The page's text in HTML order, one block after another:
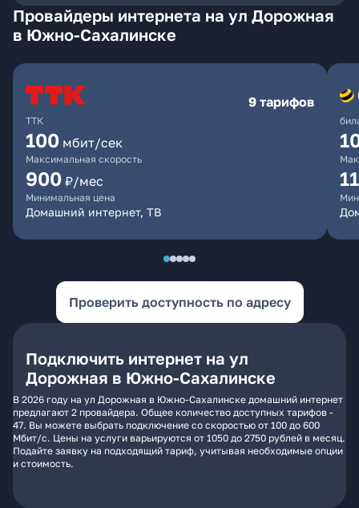
Провайдеры интернета на ул Дорожная
в Южно-Сахалинске
ТТК
9 тарифов
100 мбит/сек
Максимальная скорость
900 ₽/мес
Минимальная цена
Домашний интернет, ТВ
Проверить доступность по адресу
Подключить интернет на ул
Дорожная в Южно-Сахалинске
В 2026 году на ул Дорожная в Южно-Сахалинске домашний интернет
предлагают 2 провайдера. Общее количество доступных тарифов -
47. Вы можете выбрать подключение со скоростью от 100 до 600
Мбит/с. Цены на услуги варьируются от 1050 до 2750 рублей в месяц.
Подайте заявку на подходящий тариф, учитывая необходимые опции
и стоимость.